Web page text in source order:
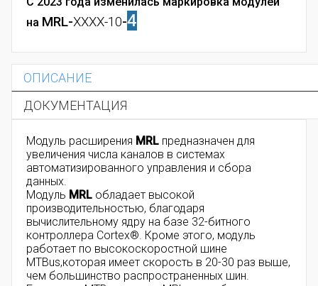
на MRL-XXXX-10-4
ОПИСАНИЕ
ДОКУМЕНТАЦИЯ
Модуль расширения MRL предназначен для
увеличения числа каналов в системах
автоматизированного управления и сбора
данных.
Модуль MRL обладает высокой
производительностью, благодаря
вычислительному ядру на базе 32-битного
контроллера Cortex®. Кроме этого, модуль
работает по высокоскоростной шине
MTBus,которая имеет скорость в 20-30 раз выше,
чем большинство распространенных шин.